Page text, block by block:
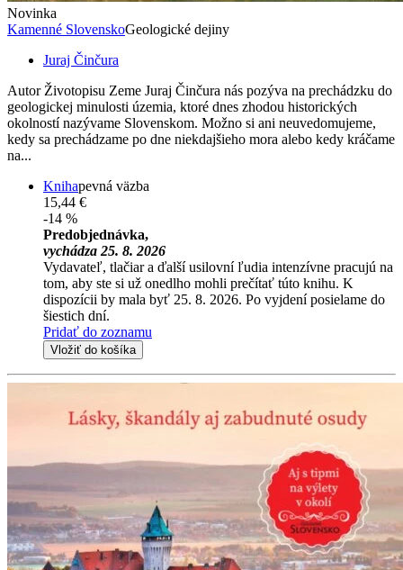
Novinka
Kamenné SlovenskoGeologické dejiny
Juraj Činčura
Autor Životopisu Zeme Juraj Činčura nás pozýva na prechádzku do
geologickej minulosti územia, ktoré dnes zhodou historických
okolností nazývame Slovenskom. Možno si ani neuvedomujeme,
kedy sa prechádzame po dne niekdajšieho mora alebo kedy kráčame
na...
Knihapevná väzba
15,44 €
-14 %
Predobjednávka,
vychádza 25. 8. 2026
Vydavateľ, tlačiar a ďalší usilovní ľudia intenzívne pracujú na
tom, aby ste si už onedlho mohli prečítať túto knihu. K
dispozícii by mala byť 25. 8. 2026. Po vyjdení posielame do
šiestich dní.
Pridať do zoznamu
Vložiť do košíka